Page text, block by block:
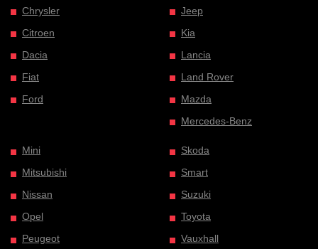
Chrysler
Citroen
Dacia
Fiat
Ford
Jeep
Kia
Lancia
Land Rover
Mazda
Mercedes-Benz
Mini
Mitsubishi
Nissan
Opel
Peugeot
Skoda
Smart
Suzuki
Toyota
Vauxhall